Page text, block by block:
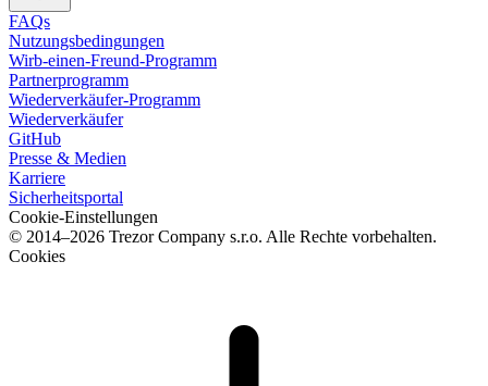
FAQs
Nutzungsbedingungen
Wirb-einen-Freund-Programm
Partnerprogramm
Wiederverkäufer-Programm
Wiederverkäufer
GitHub
Presse & Medien
Karriere
Sicherheitsportal
Cookie-Einstellungen
© 2014–2026 Trezor Company s.r.o. Alle Rechte vorbehalten.
Cookies